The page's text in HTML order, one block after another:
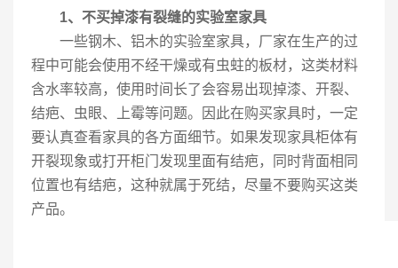
1、不买掉漆有裂缝的实验室家具
一些钢木、铝木的实验室家具，厂家在生产的过
程中可能会使用不经干燥或有虫蛀的板材，这类材料
含水率较高，使用时间长了会容易出现掉漆、开裂、
结疤、虫眼、上霉等问题。因此在购买家具时，一定
要认真查看家具的各方面细节。如果发现家具柜体有
开裂现象或打开柜门发现里面有结疤，同时背面相同
位置也有结疤，这种就属于死结，尽量不要购买这类
产品。